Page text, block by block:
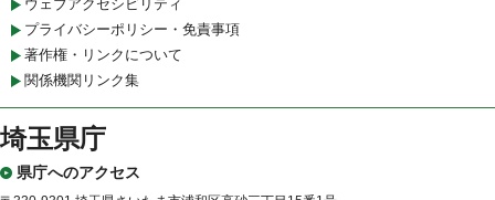
ウェブアクセシビリティ
プライバシーポリシー・免責事項
著作権・リンクについて
関係機関リンク集
埼玉県庁
県庁へのアクセス